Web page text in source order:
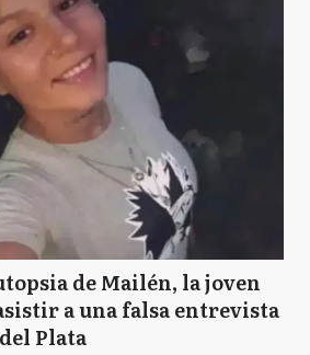
de Mailén, la joven
a una falsa entrevista
Plata